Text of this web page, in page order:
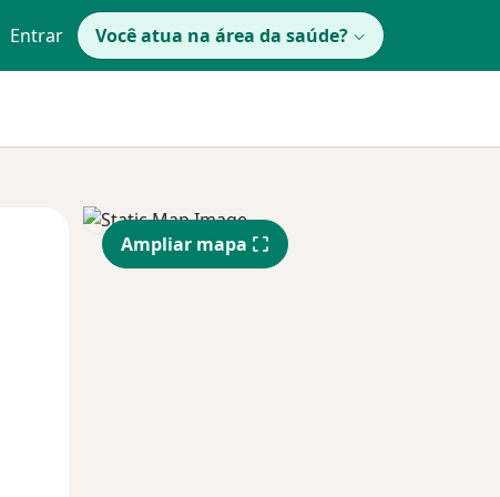
Entrar Você atua na área da saúde?
Segunda-feira Ter,
11 Ago
Qua
12 Ago
Ampliar mapa